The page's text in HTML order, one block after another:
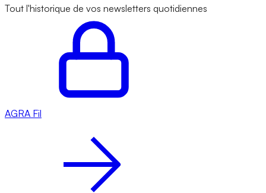
Tout l'historique de vos newsletters quotidiennes
AGRA Fil